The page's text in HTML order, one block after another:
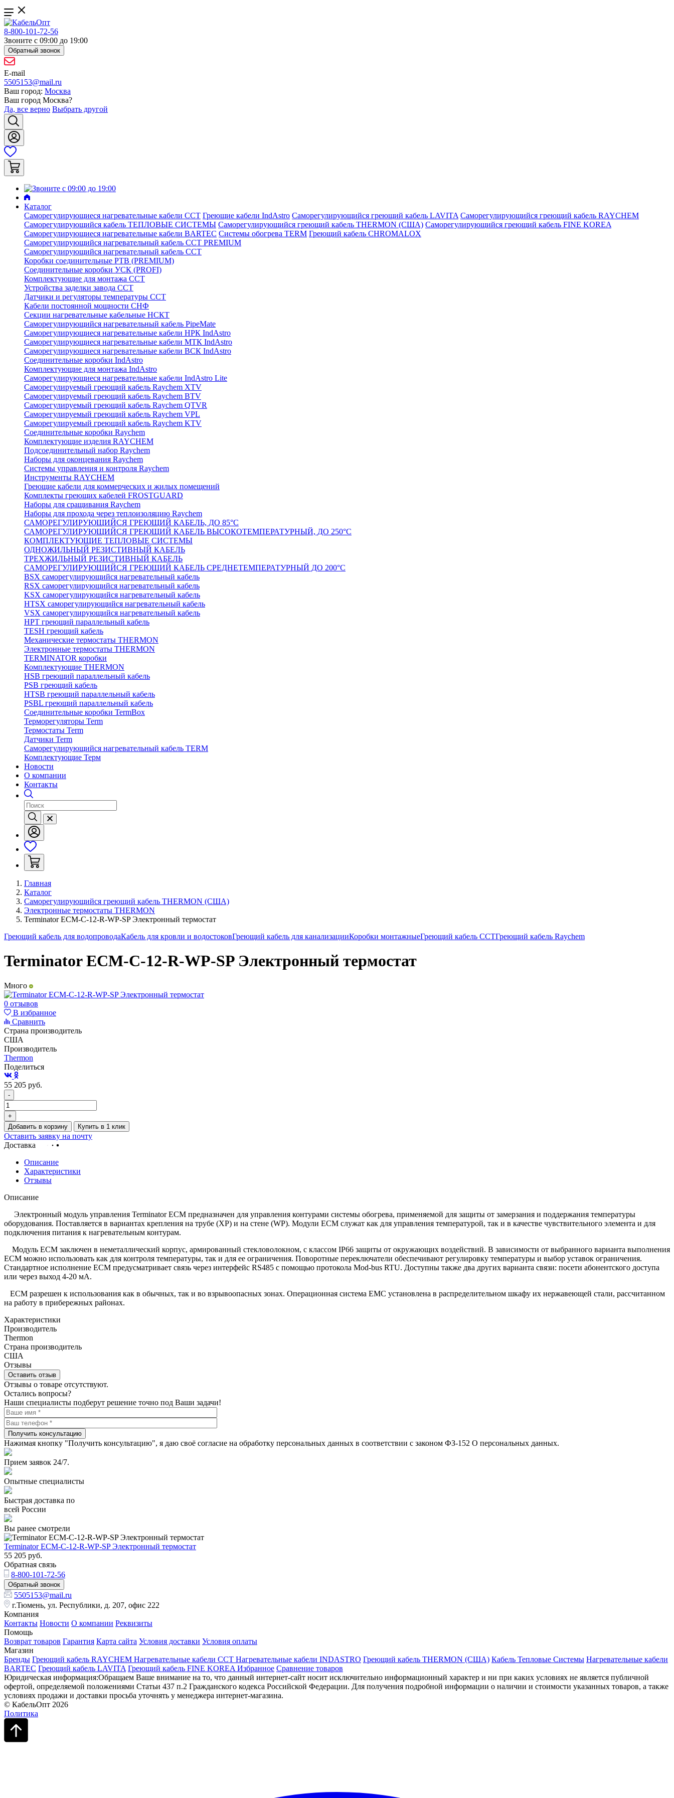
8-800-101-72-56
Звоните с 09:00 до 19:00
Обратный звонок
E-mail
5505153@mail.ru
Ваш город: Москва
Ваш город Москва?
Да, все верно Выбрать другой
Каталог
Саморегулирующиеся нагревательные кабели ССТ Греющие кабели IndAstro Саморегулирующийся греющий кабель LAVITA Саморегулирующийся греющий кабель RAYCHEM
Саморегулирующийся кабель ТЕПЛОВЫЕ СИСТЕМЫ Саморегулирующийся греющий кабель THERMON (США) Саморегулирующийся греющий кабель FINE KOREA
Саморегулирующиеся нагревательные кабели BARTEC Системы обогрева TERM Греющий кабель CHROMALOX
Саморегулирующийся нагревательный кабель ССТ PREMIUM
Саморегулирующийся нагревательный кабель ССТ
Коробки соединительные РТВ (PREMIUM)
Соединительные коробки УСК (PROFI)
Комплектующие для монтажа ССТ
Устройства заделки завода ССТ
Датчики и регуляторы температуры ССТ
Кабели постоянной мощности СНФ
Секции нагревательные кабельные НСКТ
Саморегулирующийся нагревательный кабель PipeMate
Саморегулирующиеся нагревательные кабели НРК IndAstro
Саморегулирующиеся нагревательные кабели МТК IndAstro
Саморегулирующиеся нагревательные кабели ВСК IndAstro
Соединительные коробки IndAstro
Комплектующие для монтажа IndAstro
Саморегулирующиеся нагревательные кабели IndAstro Lite
Саморегулируемый греющий кабель Raychem XTV
Саморегулируемый греющий кабель Raychem BTV
Саморегулируемый греющий кабель Raychem QTVR
Саморегулируемый греющий кабель Raychem VPL
Саморегулируемый греющий кабель Raychem KTV
Соединительные коробки Raychem
Комплектующие изделия RAYCHEM
Подсоединительный набор Raychem
Наборы для оконцевания Raychem
Системы управления и контроля Raychem
Инструменты RAYCHEM
Греющие кабели для коммерческих и жилых помещений
Комплекты греющих кабелей FROSTGUARD
Наборы для сращивания Raychem
Наборы для прохода через теплоизоляцию Raychem
САМОРЕГУЛИРУЮЩИЙСЯ ГРЕЮЩИЙ КАБЕЛЬ, ДО 85°С
САМОРЕГУЛИРУЮЩИЙСЯ ГРЕЮЩИЙ КАБЕЛЬ ВЫСОКОТЕМПЕРАТУРНЫЙ, ДО 250°С
КОМПЛЕКТУЮЩИЕ ТЕПЛОВЫЕ СИСТЕМЫ
ОДНОЖИЛЬНЫЙ РЕЗИСТИВНЫЙ КАБЕЛЬ
ТРЕХЖИЛЬНЫЙ РЕЗИСТИВНЫЙ КАБЕЛЬ
САМОРЕГУЛИРУЮЩИЙСЯ ГРЕЮЩИЙ КАБЕЛЬ СРЕДНЕТЕМПЕРАТУРНЫЙ ДО 200°С
BSX саморегулирующийся нагревательный кабель
RSX саморегулирующийся нагревательный кабель
KSX саморегулирующийся нагревательный кабель
HTSX саморегулирующийся нагревательный кабель
VSX саморегулирующийся нагревательный кабель
НРТ греющий параллельный кабель
TESH греющий кабель
Механические термостаты THERMON
Электронные термостаты THERMON
TERMINATOR коробки
Комплектующие THERMON
HSB греющий параллельный кабель
PSB греющий кабель
HTSB греющий параллельный кабель
PSBL греющий параллельный кабель
Соединительные коробки TermBox
Терморегуляторы Term
Термостаты Term
Датчики Term
Саморегулирующийся нагревательный кабель TERM
Комплектующие Терм
Новости
О компании
Контакты
Главная
Каталог
Саморегулирующийся греющий кабель THERMON (США)
Электронные термостаты THERMON
Terminator ECM-C-12-R-WP-SP Электронный термостат
Греющий кабель для водопроводаКабель для кровли и водостоковГреющий кабель для канализацииКоробки монтажныеГреющий кабель ССТГреющий кабель Raychem
Terminator ECM-C-12-R-WP-SP Электронный термостат
Много
0 отзывов
В избранное
Сравнить
Страна производитель
США
Производитель
Thermon
Поделиться
55 205 руб.
-
+
Добавить в корзину
Купить в 1 клик
Оставить заявку на почту
Доставка
Описание
Характеристики
Отзывы
Описание
Электронный модуль управления Terminator ECM предназначен для управления контурами системы обогрева, применяемой для защиты от замерзания и поддержания температуры
оборудования. Поставляется в вариантах крепления на трубе (XP) и на стене (WP). Модули ECM служат как для управления температурой, так и в качестве чувствительного элемента и для
подключения питания к нагревательным контурам.
Модуль ECM заключен в неметаллический корпус, армированный стекловолокном, с классом IP66 защиты от окружающих воздействий. В зависимости от выбранного варианта выполнения
ECM можно использовать как для контроля температуры, так и для ее ограничения. Поворотные переключатели обеспечивают регулировку температуры и выбор уставок ограничения.
Стандартное исполнение ECM предусматривает связь через интерфейс RS485 с помощью протокола Mod-bus RTU. Доступны также два других варианта связи: посети абонентского доступа
или через выход 4-20 мА.
ECM разрешен к использования как в обычных, так и во взрывоопасных зонах. Операционная система EMC установлена в распределительном шкафу их нержавеющей стали, рассчитанном
на работу в прибережных районах.
Характеристики
Производитель
Thermon
Страна производитель
США
Отзывы
Оставить отзыв
Отзывы о товаре отсутствуют.
Остались вопросы?
Наши специалисты подберут решение точно под Ваши задачи!
Получить консультацию
Нажимая кнопку "Получить консультацию", я даю своё согласие на обработку персональных данных в соответствии с законом ФЗ-152 О персональных данных.
Прием заявок 24/7.
Опытные специалисты
Быстрая доставка по
всей России
Вы ранее смотрели
Terminator ECM-C-12-R-WP-SP Электронный термостат
55 205 руб.
Обратная связь
8-800-101-72-56
Обратный звонок
5505153@mail.ru
г.Тюмень, ул. Республики, д. 207, офис 222
Компания
Контакты Новости О компании Реквизиты
Помощь
Возврат товаров Гарантия Карта сайта Условия доставки Условия оплаты
Магазин
Бренды Греющий кабель RAYCHEM Нагревательные кабели ССТ Нагревательные кабели INDASTRO Греющий кабель THERMON (США) Кабель Тепловые Системы Нагревательные кабели
BARTEC Греющий кабель LAVITA Греющий кабель FINE KOREA Избранное Сравнение товаров
Юридическая информация:Обращаем Ваше внимание на то, что данный интернет-сайт носит исключительно информационный характер и ни при каких условиях не является публичной
офертой, определяемой положениями Статьи 437 п.2 Гражданского кодекса Российской Федерации. Для получения подробной информации о наличии и стоимости указанных товаров, а также
условиях продажи и доставки просьба уточнять у менеджера интернет-магазина.
© КабельОпт 2026
Политика